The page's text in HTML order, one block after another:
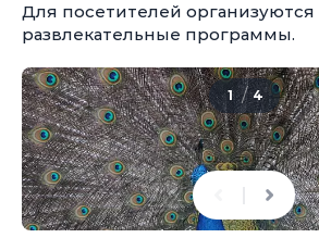
Для посетителей
развлекательные программы.
1 / 4